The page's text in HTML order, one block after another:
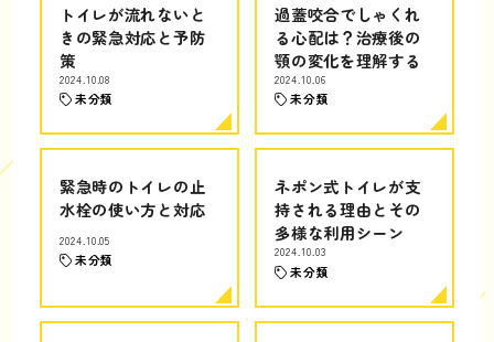
トイレが流れないと
きの緊急対応と予防
策
2024.10.08
未分類
過蓋咬合でしゃくれ
る心配は？治療後の
顎の変化を理解する
2024.10.06
未分類
緊急時のトイレの止
水栓の使い方と対応
2024.10.05
未分類
ネポン式トイレが支
持される理由とその
多様な利用シーン
2024.10.03
未分類